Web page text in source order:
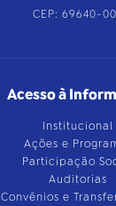
CEP: 69640-
Acesso à
Institucional
Ações e
Participação
Auditorias
Convênios e